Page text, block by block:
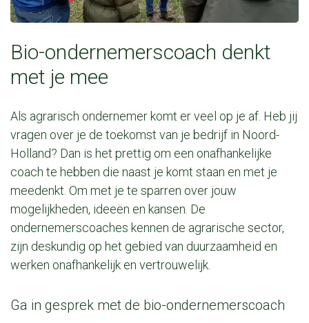
Bio-ondernemerscoach denkt
met je mee
Als agrarisch ondernemer komt er veel op je af. Heb jij
vragen over je de toekomst van je bedrijf in Noord-
Holland? Dan is het prettig om een onafhankelijke
coach te hebben die naast je komt staan en met je
meedenkt. Om met je te sparren over jouw
mogelijkheden, ideeën en kansen. De
ondernemerscoaches kennen de agrarische sector,
zijn deskundig op het gebied van duurzaamheid en
werken onafhankelijk en vertrouwelijk.
Ga in gesprek met de bio-ondernemerscoach